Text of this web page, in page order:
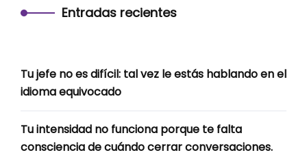
Entradas recientes
Tu jefe no es difícil: tal vez le estás hablando en el
idioma equivocado
Tu intensidad no funciona porque te falta
consciencia de cuándo cerrar conversaciones.